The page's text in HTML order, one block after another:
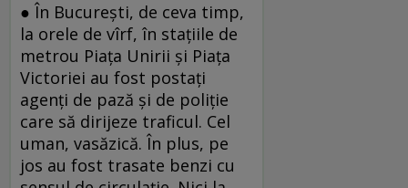
● În Bucureşti, de ceva timp,
la orele de vîrf, în staţiile de
metrou Piața Unirii şi Piața
Victoriei au fost postaţi
agenţi de pază şi de poliţie
care să dirijeze traficul. Cel
uman, vasăzică. În plus, pe
jos au fost trasate benzi cu